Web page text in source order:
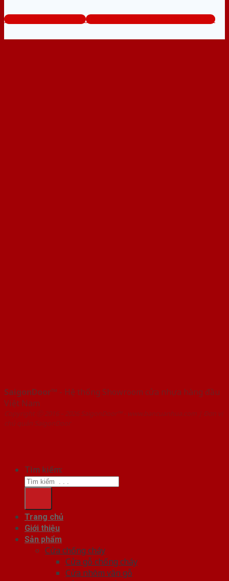
www.sieuthicuanhua.net Tổng đài tư vấn miễn phí: 0824.400.400
SaigonDoor™ - Hệ thống Showroom cửa nhựa hàng đầu
Việt Nam
Copyright ⓒ 2016 – 2026 SaigonDoor™ - www.bancuanhua.com | Đơn vị
chủ quản SaigonDoor
Tìm kiếm:
Trang chủ
Giới thiệu
Sản phẩm
Cửa chống cháy
Cửa gỗ chống cháy
Cửa nhôm vân gỗ